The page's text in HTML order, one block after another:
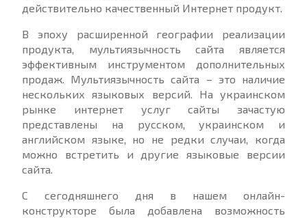
действительно качественный Интернет продукт.
В эпоху расширенной географии реализации
продукта, мультиязычность сайта является
эффективным инструментом дополнительных
продаж. Мультиязычность сайта – это наличие
нескольких языковых версий. На украинском
рынке интернет услуг сайты зачастую
представлены на русском, украинском и
английском языке, но не редки случаи, когда
можно встретить и другие языковые версии
сайта.
С сегодняшнего дня в нашем онлайн-
конструкторе была добавлена возможность